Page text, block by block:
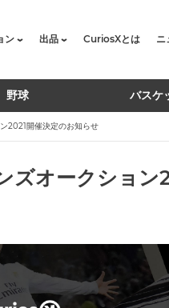
ン 出品 CuriosXとは ニ
野球 バスケ
2021開催決定のお知らせ
ズオークション